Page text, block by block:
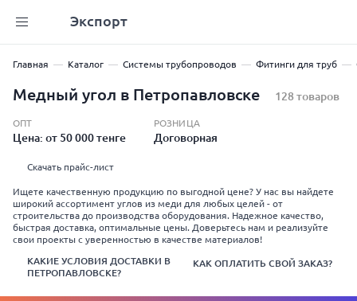
Экспорт
Главная Каталог Системы трубопроводов Фитинги для труб
Медный угол в Петропавловске 128 товаров
ОПТ
Цена: от 50 000 тенге
РОЗНИЦА
Договорная
Скачать прайс-лист
Ищете качественную продукцию по выгодной цене? У нас вы найдете
широкий ассортимент углов из меди для любых целей - от
строительства до производства оборудования. Надежное качество,
быстрая доставка, оптимальные цены. Доверьтесь нам и реализуйте
свои проекты с уверенностью в качестве материалов!
КАКИЕ УСЛОВИЯ ДОСТАВКИ В
ПЕТРОПАВЛОВСКЕ?
КАК ОПЛАТИТЬ СВОЙ ЗАКАЗ?